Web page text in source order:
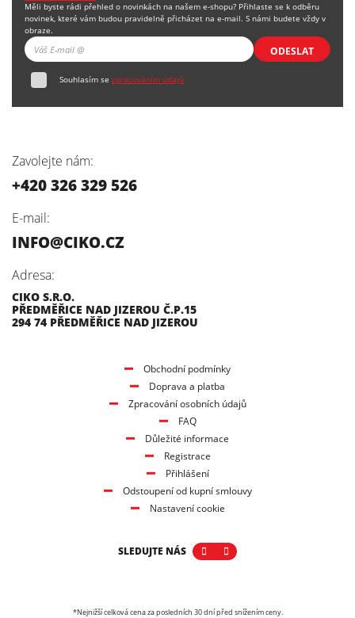
Měli byste rádi přehled o novinkách na našem e-shopu? Přihlaste se k odběru
novinek, které vám budou pravidelně přicházet na e-mail. S námi budete vždy v
obraze.
ODESLAT
Souhlasím se zpracováním údajů
Zavolejte nám:
+420 326 329 526
E-mail:
INFO@CIKO.CZ
Adresa:
CIKO S.R.O.
PŘEDMĚŘICE NAD JIZEROU Č.P.15
294 74 PŘEDMĚŘICE NAD JIZEROU
Obchodní podmínky
Doprava a platba
Zpracování osobních údajů
FAQ
Důležité informace
Registrace
Přihlášení
Odstoupení od kupní smlouvy
Nastavení cookie
SLEDUJTE NÁS
*Nejnižší celková cena za posledních 30 dní před snížením ceny.